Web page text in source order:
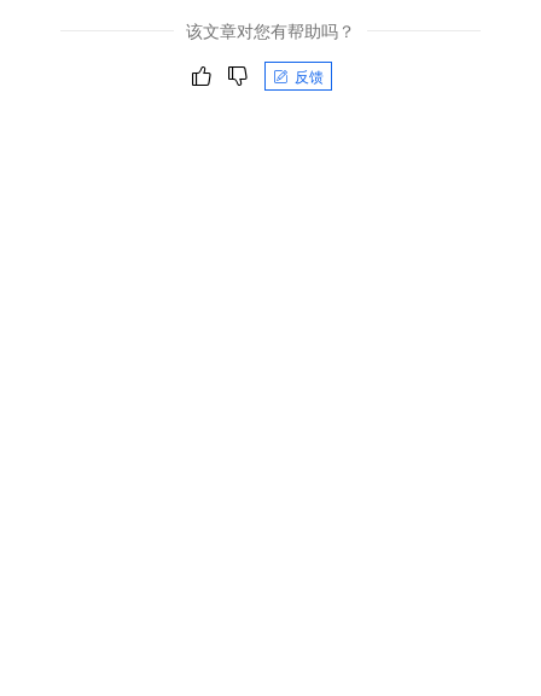
该文章对您有帮助吗？
反馈